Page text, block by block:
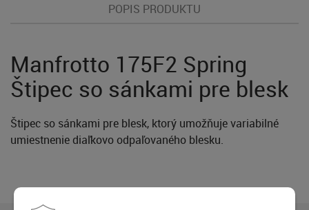
POPIS PRODUKTU
Manfrotto 175F2 Spring
Štipec so sánkami pre blesk
Štipec so sánkami pre blesk, ktorý umožňuje variabilné
umiestnenie diaľkovo odpaľovaného blesku.